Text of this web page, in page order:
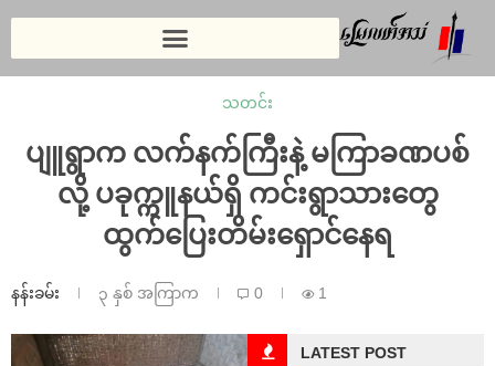
သတင်း
ပျူရွာက လက်နက်ကြီးနဲ့ မကြာခဏပစ်
လို့ ပခုက္ကူနယ်ရှိ ကင်းရွာသားတွေ
ထွက်ပြေးတိမ်းရှောင်နေရ
နန်းခမ်း ၃ နှစ် အကြာက 0 1
LATEST POST